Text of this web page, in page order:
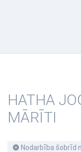
HATHA
MĀRĪTI
Nodarbība šobrīd